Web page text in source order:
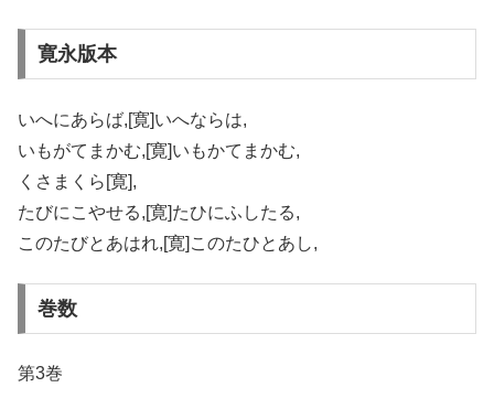
寛永版本
いへにあらば,[寛]いへならは,
いもがてまかむ,[寛]いもかてまかむ,
くさまくら[寛],
たびにこやせる,[寛]たひにふしたる,
このたびとあはれ,[寛]このたひとあし,
巻数
第3巻